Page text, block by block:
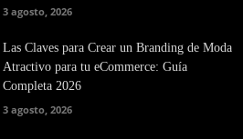
3 agosto, 2026
Las Claves para Crear un Branding de Moda
Atractivo para tu eCommerce: Guía
Completa 2026
3 agosto, 2026